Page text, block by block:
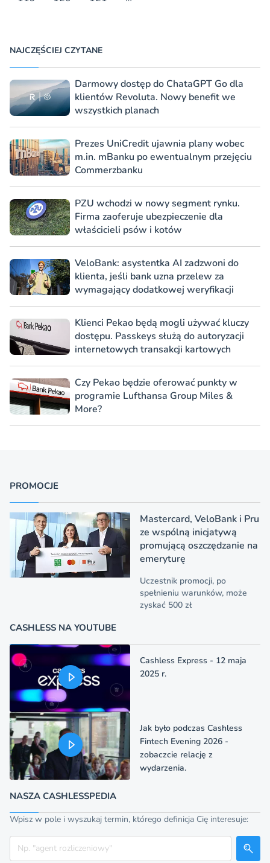
NAJCZĘŚCIEJ CZYTANE
Darmowy dostęp do ChataGPT Go dla
klientów Revoluta. Nowy benefit we
wszystkich planach
Prezes UniCredit ujawnia plany wobec
m.in. mBanku po ewentualnym przejęciu
Commerzbanku
PZU wchodzi w nowy segment rynku.
Firma zaoferuje ubezpieczenie dla
właścicieli psów i kotów
VeloBank: asystentka AI zadzwoni do
klienta, jeśli bank uzna przelew za
wymagający dodatkowej weryfikacji
Klienci Pekao będą mogli używać kluczy
dostępu. Passkeys służą do autoryzacji
internetowych transakcji kartowych
Czy Pekao będzie oferować punkty w
programie Lufthansa Group Miles &
More?
PROMOCJE
Mastercard, VeloBank i Pru
ze wspólną inicjatywą
promującą oszczędzanie na
emeryturę
Uczestnik promocji, po
spełnieniu warunków, może
zyskać 500 zł
CASHLESS NA YOUTUBE
Cashless Express - 12 maja
2025 r.
Jak było podczas Cashless
Fintech Evening 2026 -
zobaczcie relację z
wydarzenia.
NASZA CASHLESSPEDIA
Wpisz w pole i wyszukaj termin, którego definicja Cię interesuje:
Szukaj